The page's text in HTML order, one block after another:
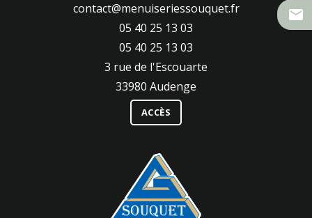
mail
contact@menuiseriessouquet.fr
05 40 25 13 03
05 40 25 13 03
3 rue de l'Escouarte
33980 Audenge
ACCÈS